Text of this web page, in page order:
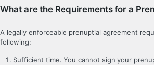
What are the Requirements for a
A legally enforceable prenuptial agreement
following:
Sufficient time. You cannot sign your